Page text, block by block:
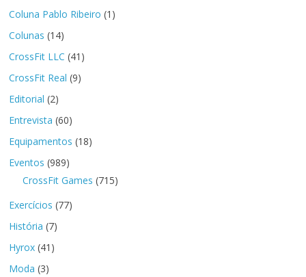
Coluna Pablo Ribeiro (1)
Colunas (14)
CrossFit LLC (41)
CrossFit Real (9)
Editorial (2)
Entrevista (60)
Equipamentos (18)
Eventos (989)
CrossFit Games (715)
Exercícios (77)
História (7)
Hyrox (41)
Moda (3)